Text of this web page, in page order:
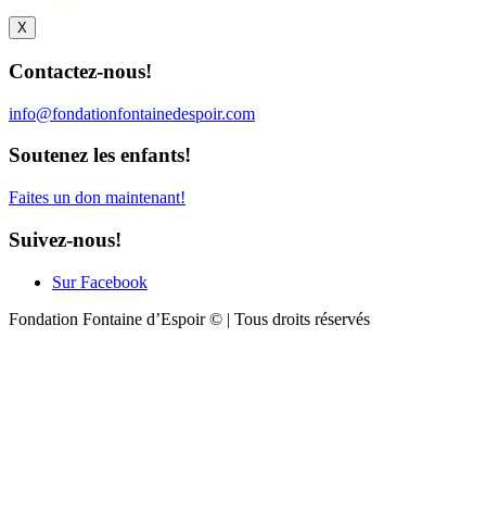
X
Contactez-nous!
info@fondationfontainedespoir.com
Soutenez les enfants!
Faites un don maintenant!
Suivez-nous!
Sur Facebook
Fondation Fontaine d’Espoir © | Tous droits réservés